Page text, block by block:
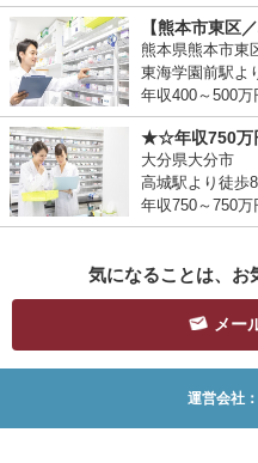
【熊本市東区
熊本県熊本市東
東海学園前駅よ
年収400～500万
★☆年収750万
大分県大分市
高城駅より徒歩
年収750～750万
気になることは、お
メー
運営会社